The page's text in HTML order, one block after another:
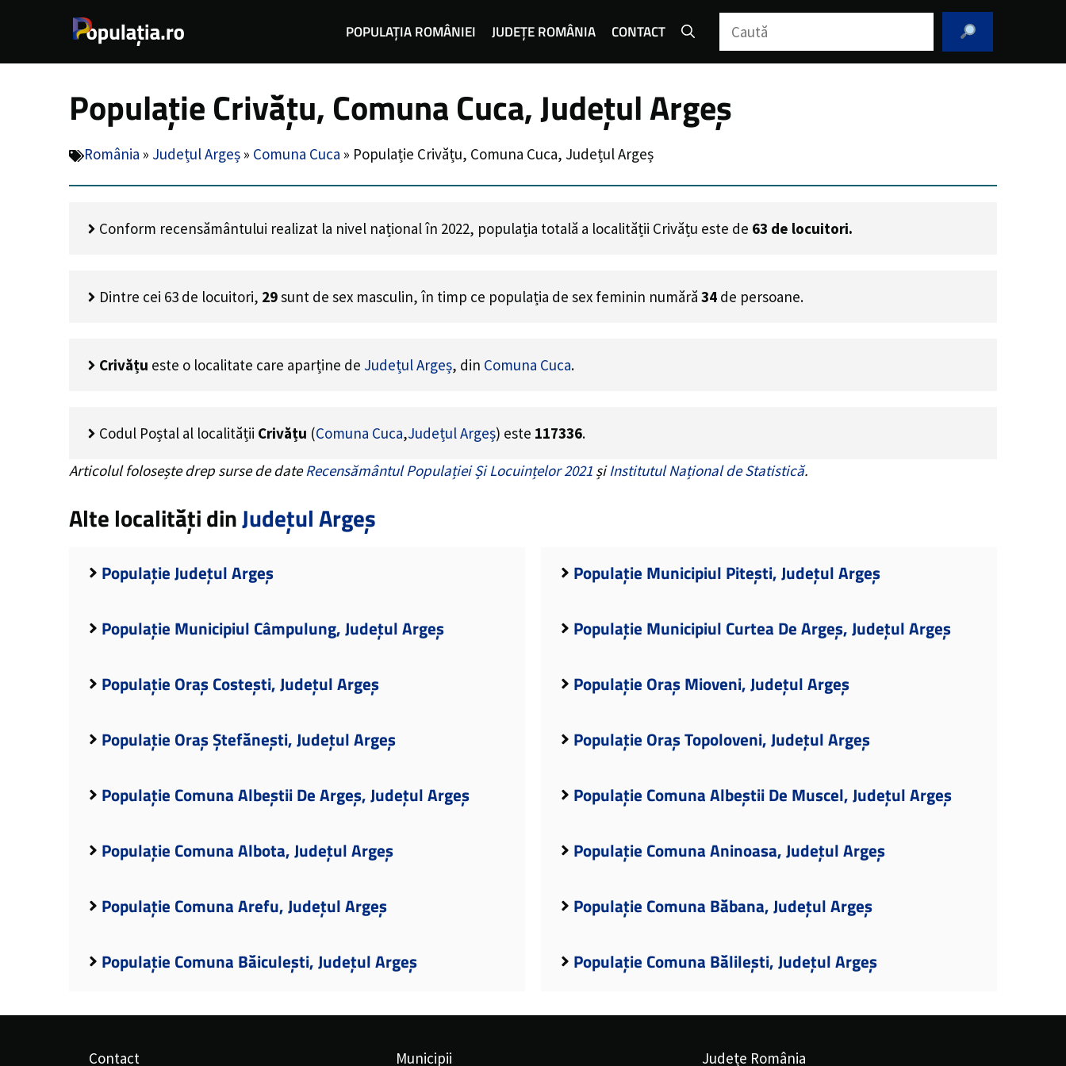
POPULAȚIA ROMÂNIEI JUDEȚE ROMÂNIA CONTACT Caută
Populație Crivățu, Comuna Cuca, Județul Argeș
România » Județul Argeș » Comuna Cuca » Populație Crivățu, Comuna Cuca, Județul Argeș
Conform recensământului realizat la nivel național în 2022, populația totală a localității Crivățu este de 63 de locuitori.
Dintre cei 63 de locuitori, 29sunt de sex masculin, în timp ce populația de sex feminin numără 34 de persoane.
Crivățu este o localitate care aparține de Județul Argeș, din Comuna Cuca.
Codul Poștal al localității Crivățu (Comuna Cuca,Județul Argeș) este 117336.
Articolul folosește drep surse de dateRecensământul Populației Și Locuințelor 2021 șiInstitutul Național de Statistică.
Alte localități dinJudețul Argeș
Populație Județul Argeș Populație Municipiul Pitești, Județul Argeș
Populație Municipiul Câmpulung, Județul Argeș Populație Municipiul Curtea De Argeș, Județul Argeș
Populație Oraș Costești, Județul Argeș Populație Oraș Mioveni, Județul Argeș
Populație Oraș Ștefănești, Județul Argeș Populație Oraș Topoloveni, Județul Argeș
Populație Comuna Albeștii De Argeș, Județul Argeș Populație Comuna Albeștii De Muscel, Județul Argeș
Populație Comuna Albota, Județul Argeș Populație Comuna Aninoasa, Județul Argeș
Populație Comuna Arefu, Județul Argeș Populație Comuna Băbana, Județul Argeș
Populație Comuna Băiculești, Județul Argeș Populație Comuna Bălilești, Județul Argeș
Contact Municipii Județe România